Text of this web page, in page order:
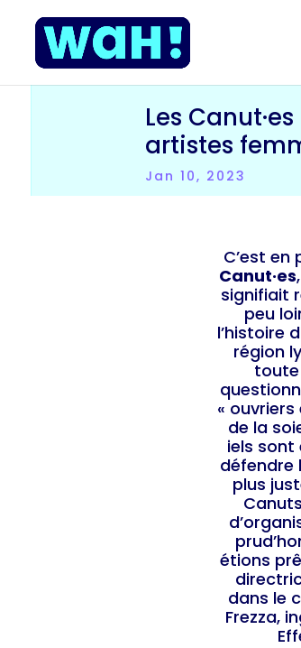
Les
artistes
Jan 10, 2023
C’est
Canut·es
signifiait
peu
l’histoire
région
toute
«
de la
iels sont
défendre
plus
étions
dans le
Frezza,